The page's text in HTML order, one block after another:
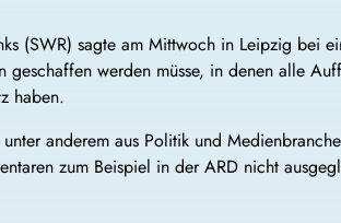
(SWR) sagte am Mittwoch in Leipzig bei
geschaffen werden müsse, in denen alle
haben.
anderem aus Politik und
zum Beispiel in der ARD nicht